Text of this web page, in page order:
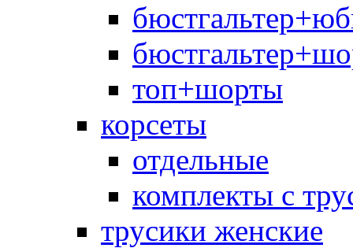
топ+шорты
корсеты
отдельные
комплекты с
трусики женские